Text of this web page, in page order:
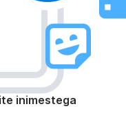
inimestega